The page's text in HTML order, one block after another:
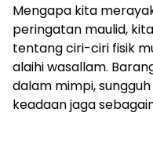
Mengapa kita
peringatan maulid,
tentang ciri-ciri fisik
alaihi wasallam.
dalam mimpi,
keadaan jaga